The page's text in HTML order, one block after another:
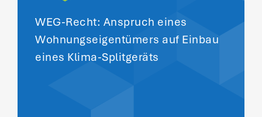
WEG-Recht: Anspruch eines
Wohnungseigentümers auf Einbau
eines Klima-Splitgeräts